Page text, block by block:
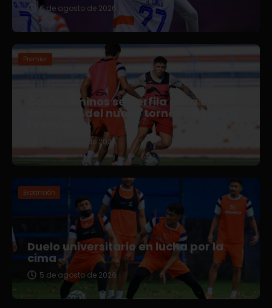
6 de agosto de 2026
Premier
Correcaminos se perfila para el
arranque del nuevo torneo en Liga
5 de agosto de 2026
Expansión
Duelo universitario en lucha por la
cima
5 de agosto de 2026